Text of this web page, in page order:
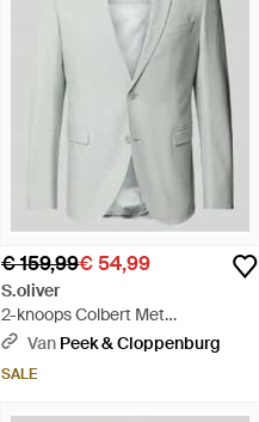
€ 159,99€ 54,99
S.oliver
2-knoops Colbert Met
Reverskraag - Grijs
Van Peek & Cloppenburg
SALE